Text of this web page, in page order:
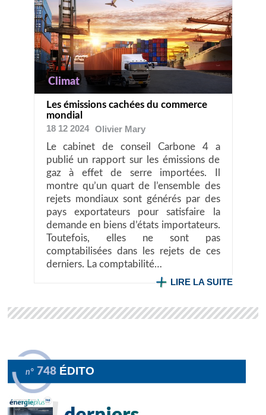
Climat
Les émissions cachées du commerce
mondial
18 12 2024
Olivier Mary
Le cabinet de conseil Carbone 4 a
publié un rapport sur les émissions de
gaz à effet de serre importées. Il
montre qu’un quart de l’ensemble des
rejets mondiaux sont générés par des
pays exportateurs pour satisfaire la
demande en biens d’états importateurs.
Toutefois, elles ne sont pas
comptabilisées dans les rejets de ces
derniers. La comptabilité…
LIRE LA SUITE
n° 748 ÉDITO